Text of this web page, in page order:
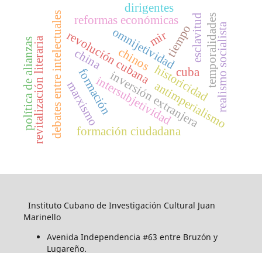
historicidad
omnijetividad
revolución cubana temporalidades
tiempo
debates entre intelectuales realismo socialista
china
inversión extranjera
reformas económicas
intersubjetividad
formación ciudadana
dirigentes
formación antimperialismo
chinos cuba
esclavitud
revitalización literaria marxismo
mir
política de alianzas
Instituto Cubano de Investigación Cultural Juan
Marinello
Avenida Independencia #63 entre Bruzón y
Lugareño.